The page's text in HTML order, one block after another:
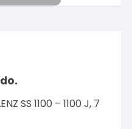
SS 1100 – 1100 J, 7